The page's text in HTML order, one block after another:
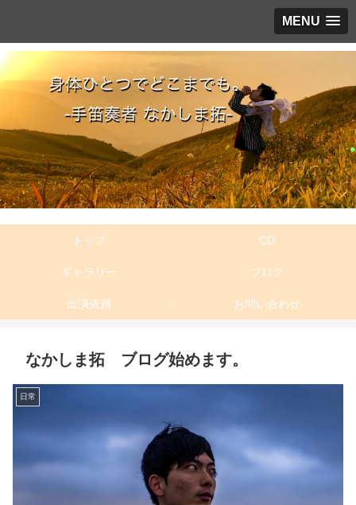
MENU
トップ CD
ギャラリー ブログ
出演依頼 お問い合わせ
なかしま拓 ブログ始めます。
日常